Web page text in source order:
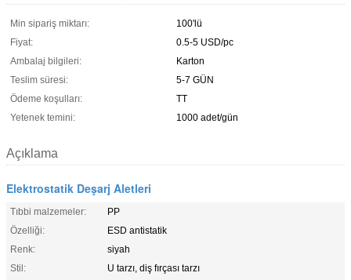
Min sipariş miktarı:
100'lü
Fiyat:
0.5-5 USD/pc
Ambalaj bilgileri:
Karton
Teslim süresi:
5-7 GÜN
Ödeme koşulları:
TT
Yetenek temini:
1000 adet/gün
Açıklama
Elektrostatik Deşarj Aletleri
Tıbbi malzemeler:
PP
Özelliği:
ESD antistatik
Renk:
siyah
Stil:
U tarzı, diş fırçası tarzı